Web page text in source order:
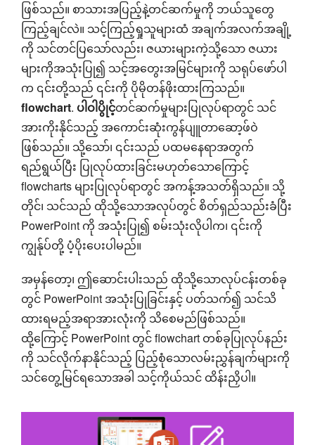
ဖြစ်သည်။ စာသားအပြည့်နဲ့တင်ဆက်မှုကို ဘယ်သူတွေ
ကြည့်ချင်လဲ။ သင့်ကြည့်ရှုသူများထံ အချက်အလက်အချို့
ကို သင်တင်ပြသော်လည်း၊ ဇယားများကဲ့သို့သော ဇယား
များကိုအသုံးပြု၍ သင့်အတွေးအမြင်များကို သရုပ်ဖော်ပါ
က ၎င်းတို့သည် ၎င်းကို ပိုမိုတန်ဖိုးထားကြသည်။
flowchart. ပါဝါပွိုင့်တင်ဆက်မှုများပြုလုပ်ရာတွင် သင်
အားကိုးနိုင်သည့် အကောင်းဆုံးကွန်ပျူတာဆော့ဖ်ဝဲ
ဖြစ်သည်။ သို့သော်၊ ၎င်းသည် ပထမနေရာအတွက်
ရည်ရွယ်ပြီး ပြုလုပ်ထားခြင်းမဟုတ်သောကြောင့်
flowcharts များပြုလုပ်ရာတွင် အကန့်အသတ်ရှိသည်။ သို့
တိုင်၊ သင်သည် ထိုသို့သောအလုပ်တွင် စိတ်ရှည်သည်းခံပြီး
PowerPoint ကို အသုံးပြု၍ စမ်းသုံးလိုပါက၊ ၎င်းကို
ကျွန်ုပ်တို့ ပံ့ပိုးပေးပါမည်။
အမှန်တော့၊ ဤဆောင်းပါးသည် ထိုသို့သောလုပ်ငန်းတစ်ခု
တွင် PowerPoint အသုံးပြုခြင်းနှင့် ပတ်သက်၍ သင်သိ
ထားရမည့်အရာအားလုံးကို သိစေမည်ဖြစ်သည်။
ထို့ကြောင့် PowerPoint တွင် flowchart တစ်ခုပြုလုပ်နည်း
ကို သင်လိုက်နာနိုင်သည့် ပြည့်စုံသောလမ်းညွှန်ချက်များကို
သင်တွေ့မြင်ရသောအခါ သင့်ကိုယ်သင် ထိန်းညှိပါ။